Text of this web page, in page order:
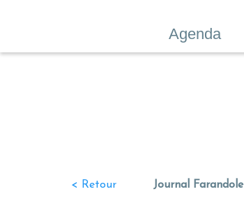
Agenda
< Retour Journal Farandole